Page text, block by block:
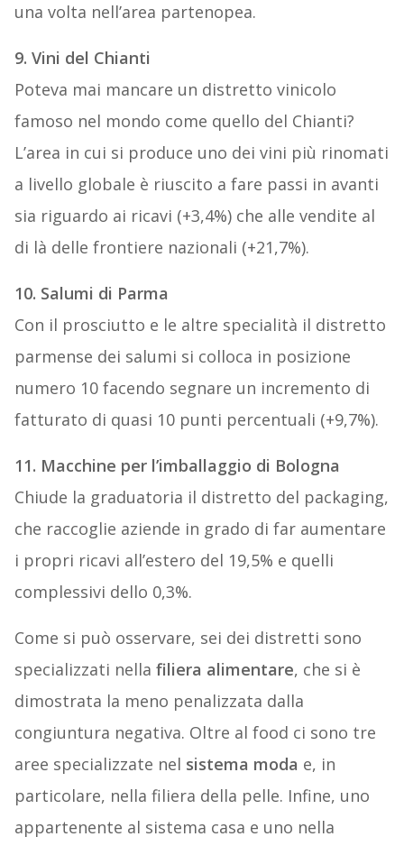
una volta nell’area partenopea.
9. Vini del Chianti
Poteva mai mancare un distretto vinicolo
famoso nel mondo come quello del Chianti?
L’area in cui si produce uno dei vini più rinomati
a livello globale è riuscito a fare passi in avanti
sia riguardo ai ricavi (+3,4%) che alle vendite al
di là delle frontiere nazionali (+21,7%).
10. Salumi di Parma
Con il prosciutto e le altre specialità il distretto
parmense dei salumi si colloca in posizione
numero 10 facendo segnare un incremento di
fatturato di quasi 10 punti percentuali (+9,7%).
11. Macchine per l’imballaggio di Bologna
Chiude la graduatoria il distretto del packaging,
che raccoglie aziende in grado di far aumentare
i propri ricavi all’estero del 19,5% e quelli
complessivi dello 0,3%.
Come si può osservare, sei dei distretti sono
specializzati nella filiera alimentare, che si è
dimostrata la meno penalizzata dalla
congiuntura negativa. Oltre al food ci sono tre
aree specializzate nel sistema moda e, in
particolare, nella filiera della pelle. Infine, uno
appartenente al sistema casa e uno nella